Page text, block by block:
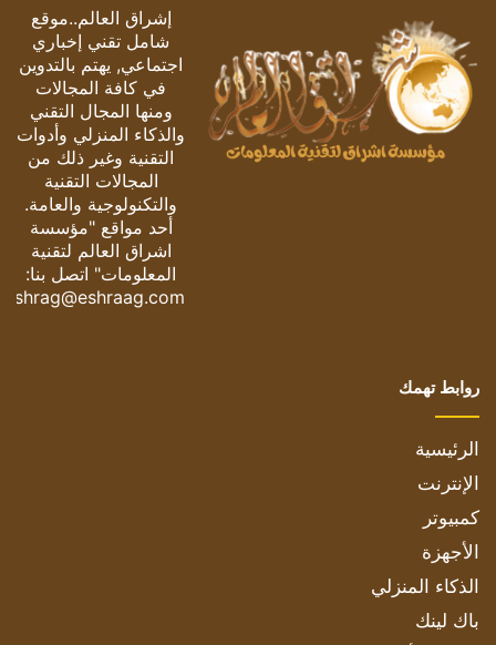
إشراق العالم..موقع
شامل تقني إخباري
اجتماعي, يهتم بالتدوين
في كافة المجالات
ومنها المجال التقني
والذكاء المنزلي وأدوات
التقنية وغير ذلك من
المجالات التقنية
والتكنولوجية والعامة.
أحد مواقع "مؤسسة
اشراق العالم لتقنية
المعلومات" اتصل بنا:
eshrag@eshraag.com
روابط تهمك
الرئيسية
الإنترنت
كمبيوتر
الأجهزة
الذكاء المنزلي
باك لينك